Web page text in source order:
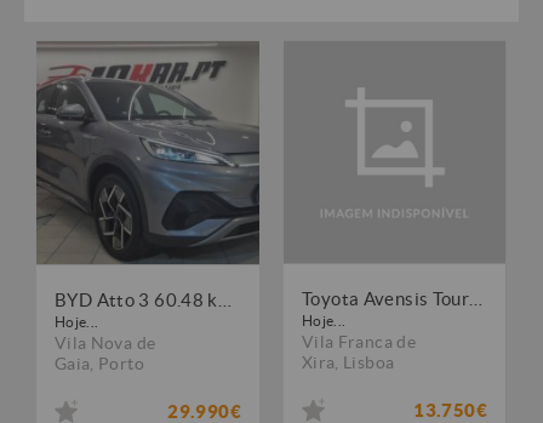
Hoje...
Vila Nova de
Gaia Porto
29.990€
Hoje...
Vila Franca de
Xira Lisboa
13.750€